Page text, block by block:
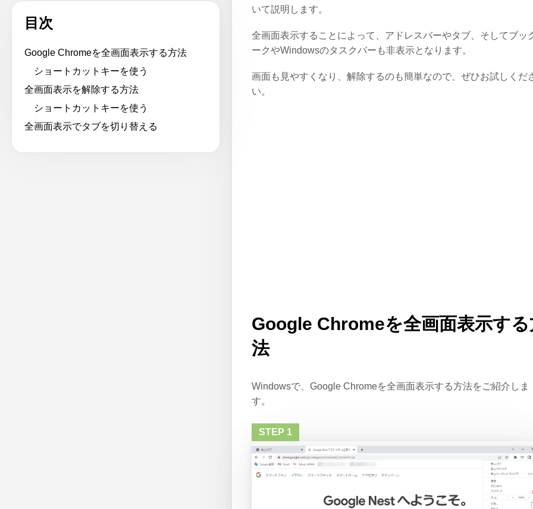
目次
Google Chromeを全画面表示する方法
ショートカットキーを使う
全画面表示を解除する方法
ショートカットキーを使う
全画面表示でタブを切り替える
いて説明します。
全画面表示することによって、アドレスバーやタブ、そしてブッ
ークやWindowsのタスクバーも非表示となります。
画面も見やすくなり、解除するのも簡単なので、ぜひお試しくだ
い。
Google Chromeを全画面表示する
法
Windowsで、Google Chromeを全画面表示する方法をご紹介しま
す。